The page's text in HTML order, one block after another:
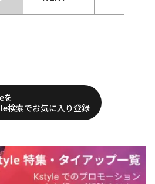
を
検索でお気に入り登録